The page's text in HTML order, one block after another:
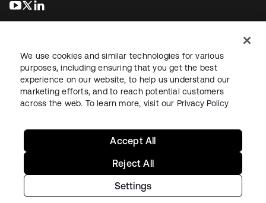
abre em uma nova guia
abre em uma nova guia
JurídicoPolítica de privacidadeTermos do siteSegurança
Mapa do sitePreferências de cookies
Copyright © 2026 Okta. Todos os direitos reservados.
We use cookies and similar technologies for various
purposes, including ensuring that you get the best
experience on our website, to help us understand our
marketing efforts, and to reach potential customers
across the web. To learn more, visit our Privacy Policy
Settings
Reject All
Accept All